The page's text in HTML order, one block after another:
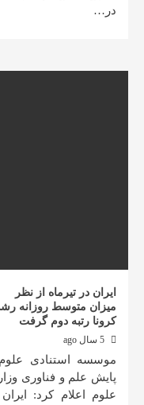
در…
ایران در تیرماه از نظر
میزان متوسط روزانه
کرونا رتبه دوم گرفت
موسسه استنادی
پایش علم و فناوری
علوم اعلام کرد: ایران